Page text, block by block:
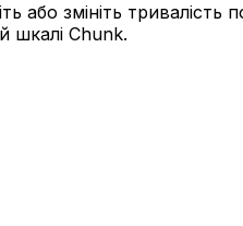
змініть тривалість
шкалі Chunk.